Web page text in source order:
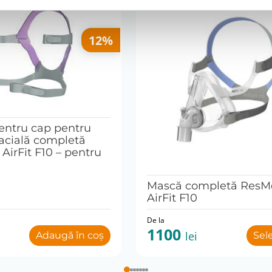
delicat;
asigură funcționarea optimă.
defecte de fabricație, conform condițiilor
livrare este comunicat la confirmarea comenzii, în
produsele pe comanda.
pentru alegerea dimensiunii si configurarii
12%
cap pentru
completă
AirFit F10 – pentru
Adaugă în coș
Mască completă
AirFit F10
De la
1100 lei